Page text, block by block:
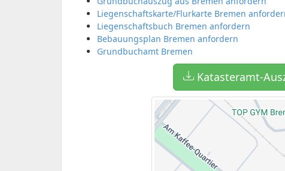
Liegenschaftskarte/Flurkarte Bremen
Liegenschaftsbuch Bremen anfordern
Bebauungsplan Bremen anfordern
Grundbuchamt Bremen
Katasteramt-